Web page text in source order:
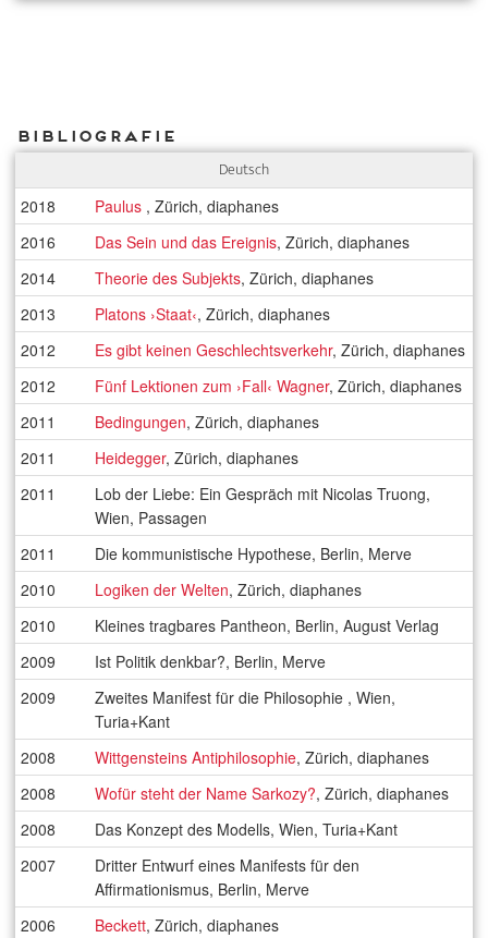
Bibliografie
Deutsch
2018 Paulus , Zürich, diaphanes
2016
Das Sein und das Ereignis, Zürich, diaphanes
2014
Theorie des Subjekts, Zürich, diaphanes
2013
Platons ›Staat‹, Zürich, diaphanes
2012
Es gibt keinen Geschlechtsverkehr, Zürich, diaphanes
2012
Fünf Lektionen zum ›Fall‹ Wagner, Zürich, diaphanes
2011
Bedingungen, Zürich, diaphanes
2011
Heidegger, Zürich, diaphanes
2011
Lob der Liebe: Ein Gespräch mit Nicolas Truong,
Wien, Passagen
2011
Die kommunistische Hypothese, Berlin, Merve
2010
Logiken der Welten, Zürich, diaphanes
2010
Kleines tragbares Pantheon, Berlin, August Verlag
2009
Ist Politik denkbar?, Berlin, Merve
2009
Zweites Manifest für die Philosophie , Wien,
Turia+Kant
2008
Wittgensteins Antiphilosophie, Zürich, diaphanes
2008
Wofür steht der Name Sarkozy?, Zürich, diaphanes
2008
Das Konzept des Modells, Wien, Turia+Kant
2007
Dritter Entwurf eines Manifests für den
Affirmationismus, Berlin, Merve
2006
Beckett, Zürich, diaphanes